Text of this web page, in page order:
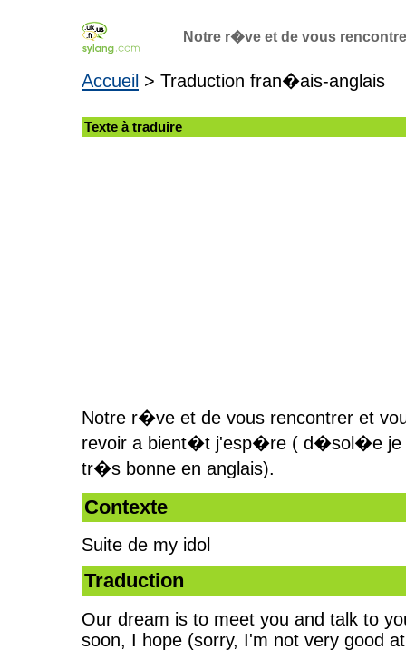
Notre r�ve et de vous
Accueil > Traduction fran�ais-anglais
Texte à traduire
Notre r�ve et de vous rencontrer et
revoir a bient�t j'esp�re ( d�sol�e je
tr�s bonne en anglais).
Contexte
Suite de my idol
Traduction
Our dream is to meet you and talk to
soon, I hope (sorry, I'm not very good